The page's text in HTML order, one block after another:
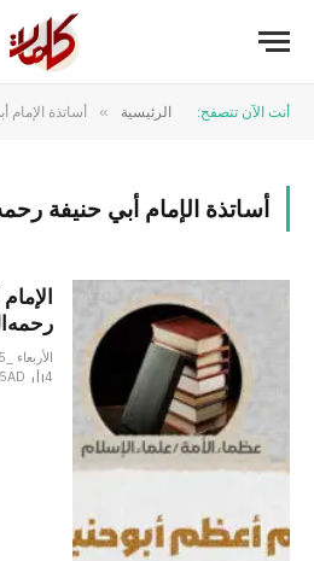
أنت الآن تتصفح: الرئيسية » أساتذة الإمام
أساتذة الإمام أبي حنيفة
4